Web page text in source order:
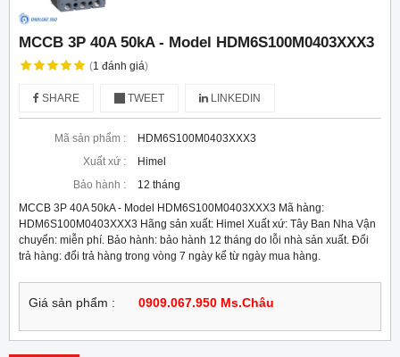
MCCB 3P 40A 50kA - Model HDM6S100M0403XXX3
(1 đánh giá)
SHARE TWEET LINKEDIN
Mã sản phẩm :
HDM6S100M0403XXX3
Xuất xứ :
Himel
Bảo hành :
12 tháng
MCCB 3P 40A 50kA - Model HDM6S100M0403XXX3 Mã hàng:
HDM6S100M0403XXX3 Hãng sản xuất: Himel Xuất xứ: Tây Ban Nha Vận
chuyển: miễn phí. Bảo hành: bảo hành 12 tháng do lỗi nhà sản xuất. Đổi
trả hàng: đổi trả hàng trong vòng 7 ngày kể từ ngày mua hàng.
Giá sản phẩm : 0909.067.950 Ms.Châu